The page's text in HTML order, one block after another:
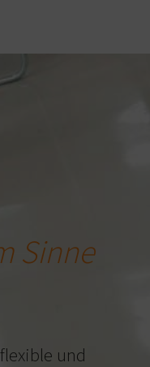
Sinne
und